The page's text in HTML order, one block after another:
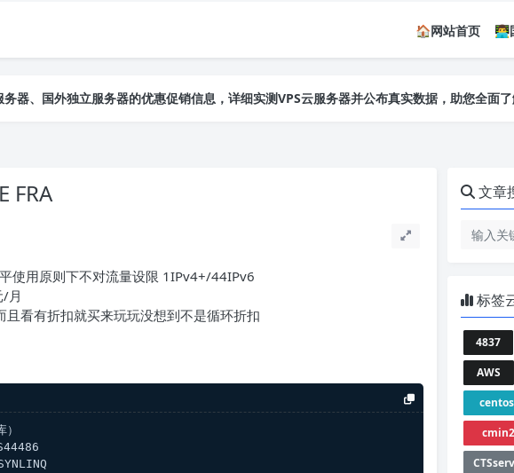
🏠网站首页
器、国外独立服务器的优惠促销信息，详细实测VPS云服务器并公布真实数据，助您全面
器、国外独立服务器的优惠促销信息，详细实测VPS云服务器并公布真实数据，助您全面
FRA
使用原则下不对流量设限 1IPv4+/44IPv6
月
且看有折扣就买来玩玩没想到不是循环折扣
文章
标签
4837
AWS
centos
cmin2